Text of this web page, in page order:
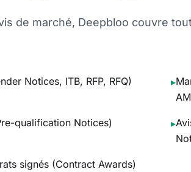
de marché, Deepbloo couvre
Notices, ITB, RFP, RFQ) ▸
qualification Notices) ▸
signés (Contract Awards)